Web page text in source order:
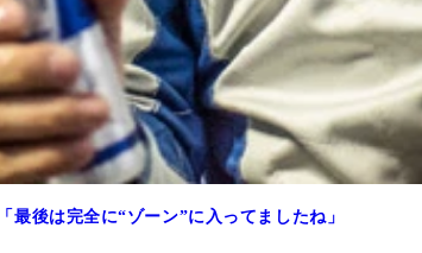
後は完全に“ゾーン”に入ってましたね」